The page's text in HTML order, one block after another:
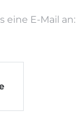
eine E-Mail an: